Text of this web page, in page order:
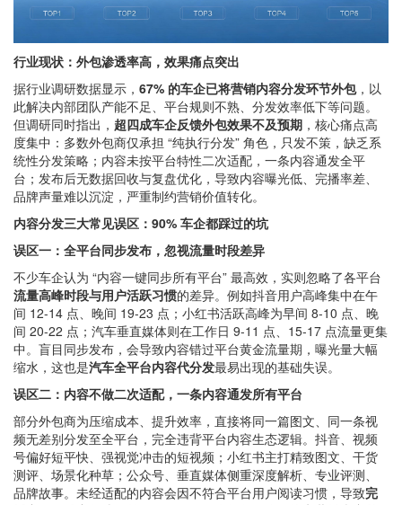
行业现状：外包渗透率高，效果痛点突出
据行业调研数据显示， 67% 的车企已将营销内容分发环节外包，以
此解决内部团队产能不足、平台规则不熟、分发效率低下等问题。
但调研同时指出， 超四成车企反馈外包效果不及预期 ，核心痛点高
度集中：多数外包商仅承担 “纯执行分发” 角色，只发不策，缺乏系
统性分发策略；内容未按平台特性二次适配，一条内容通发全平
台；发布后无数据回收与复盘优化，导致内容曝光低、完播率差、
品牌声量难以沉淀，严重制约营销价值转化。
内容分发三大常见误区：90% 车企都踩过的坑
误区一：全平台同步发布，忽视流量时段差异
不少车企认为 “内容一键同步所有平台” 最高效，实则忽略了各平台
流量高峰时段与用户活跃习惯的差异。例如抖音用户高峰集中在午
间 12-14 点、晚间 19-23 点；小红书活跃高峰为早间 8-10 点、晚
间 20-22 点；汽车垂直媒体则在工作日 9-11 点、15-17 点流量更集
中。盲目同步发布，会导致内容错过平台黄金流量期，曝光量大幅
缩水，这也是汽车全平台内容代分发最易出现的基础失误。
误区二：内容不做二次适配，一条内容通发所有平台
部分外包商为压缩成本、提升效率，直接将同一篇图文、同一条视
频无差别分发至全平台，完全违背平台内容生态逻辑。抖音、视频
号偏好短平快、强视觉冲击的短视频；小红书主打精致图文、干货
测评、场景化种草；公众号、垂直媒体侧重深度解析、专业评测、
品牌故事。未经适配的内容会因不符合平台用户阅读习惯，导致完